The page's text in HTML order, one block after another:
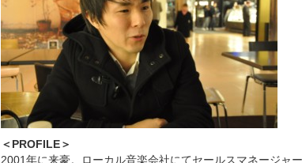
＜PROFILE＞
2001年に来豪。ローカル音楽会社にてセールスマネージャ